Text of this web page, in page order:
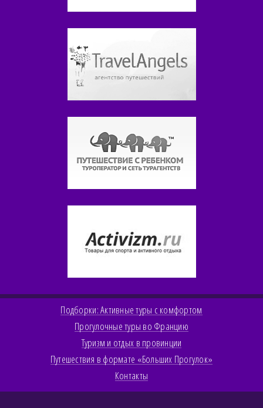
Подборки: Активные туры с комфортом
Прогулочные туры во Францию
Туризм и отдых в провинции
Путешествия в формате «Больших Прогулок»
Контакты